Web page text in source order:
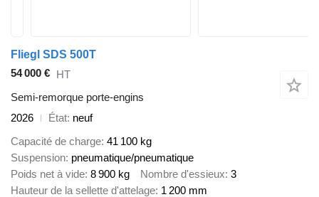
Fliegl SDS 500T
54 000 € HT
Semi-remorque porte-engins
2026
État neuf
Capacité de charge 41 100 kg
Suspension pneumatique/pneumatique
Poids net à vide 8 900 kg Nombre d'essieux 3
Hauteur de la sellette d'attelage 1 200 mm